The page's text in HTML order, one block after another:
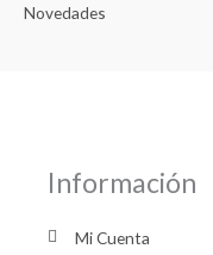
Novedades
Información
Mi Cuenta